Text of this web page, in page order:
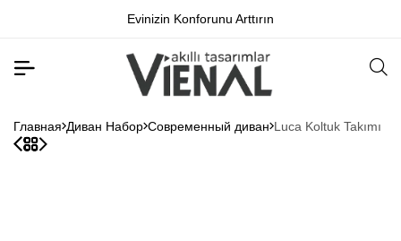
Evinizin Konforunu Arttırın
Главная Диван Набор Современный диван Luca Koltuk Takımı